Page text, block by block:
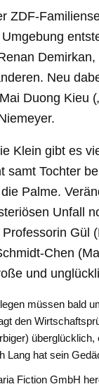
ZDF-
Neu
Duong Kieu
Klein gibt es
samt Tochter
Palme.
Unfall
Gül
Chen
und
müssen bald
den
Lang hat sein
Fiction GmbH